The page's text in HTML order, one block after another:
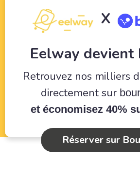
Eelway, confiez vos bagages à des
tourisme. Libérez-vous de vos
X
Eelway devient
Retrouvez nos milliers
directement sur
et économisez 40%
Réserver sur